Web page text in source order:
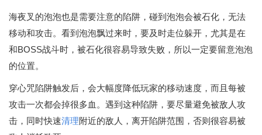
海夜叉的泡泡也是需要注意的陷阱，碰到泡泡会被石化，无法
移动和攻击。看到泡泡飘过来时，要及时走位躲开，尤其是在
和BOSS战斗时，被石化很容易导致失败，所以一定要留意泡泡
的位置。
穿心咒陷阱触发后，会大幅度降低玩家的移动速度，而且每被
攻击一次都会掉很多血。遇到这种陷阱，要尽量避免被敌人攻
击，同时快速清理附近的敌人，离开陷阱范围，否则很容易被